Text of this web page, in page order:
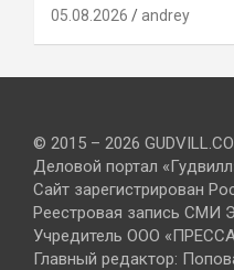
05.08.2026 andrey
© 2015 – 2026
Деловой портал
Сайт зарегистрирован
Реестровая запись СМИ
Учредитель ООО
Главный редактор: